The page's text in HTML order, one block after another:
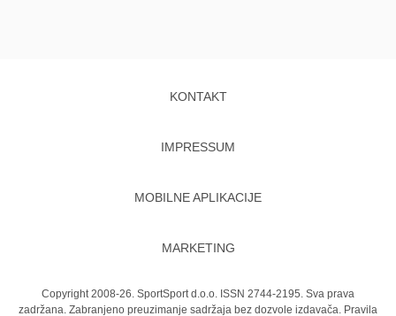
KONTAKT
IMPRESSUM
MOBILNE APLIKACIJE
MARKETING
Copyright 2008-26. SportSport d.o.o. ISSN 2744-2195. Sva prava
zadržana. Zabranjeno preuzimanje sadržaja bez dozvole izdavača. Pravila